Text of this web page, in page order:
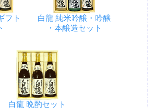
フト
白龍 純米吟醸・吟醸
・本醸造セット
白龍 晩酌セット